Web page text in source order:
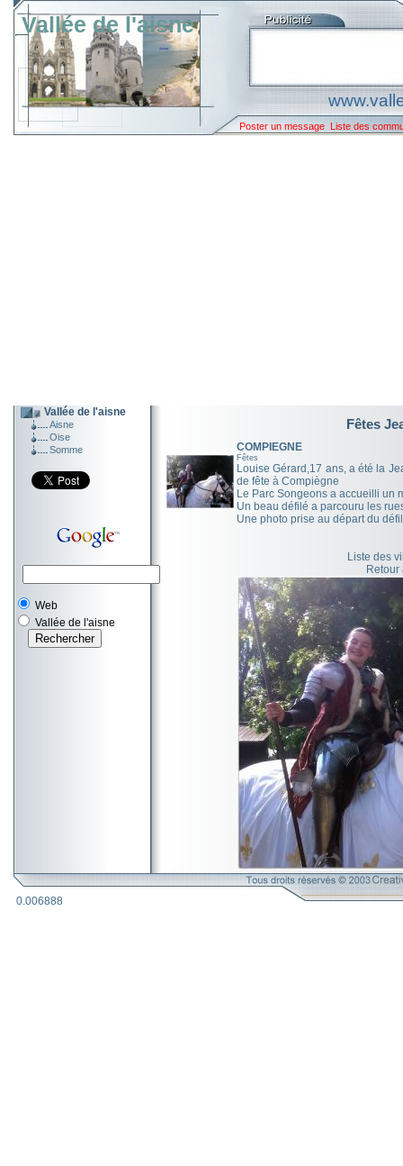
Vallée de l'aisne
Poster un message Liste des
Vallée de l'aisne
Aisne
Oise
Somme
Web
Vallée de l'aisne
Fêtes
COMPIEGNE
Fêtes
Louise Gérard,17 ans, a été la
de fête à Compiègne
Le Parc Songeons a accueilli un
Un beau défilé a parcouru les
Une photo prise au départ du
Liste des
Retour
0.006888